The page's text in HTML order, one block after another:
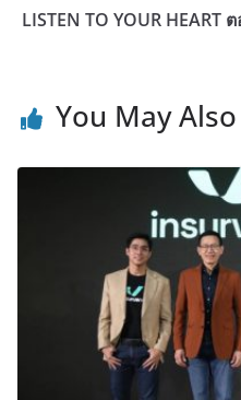
LISTEN TO YOUR
You May